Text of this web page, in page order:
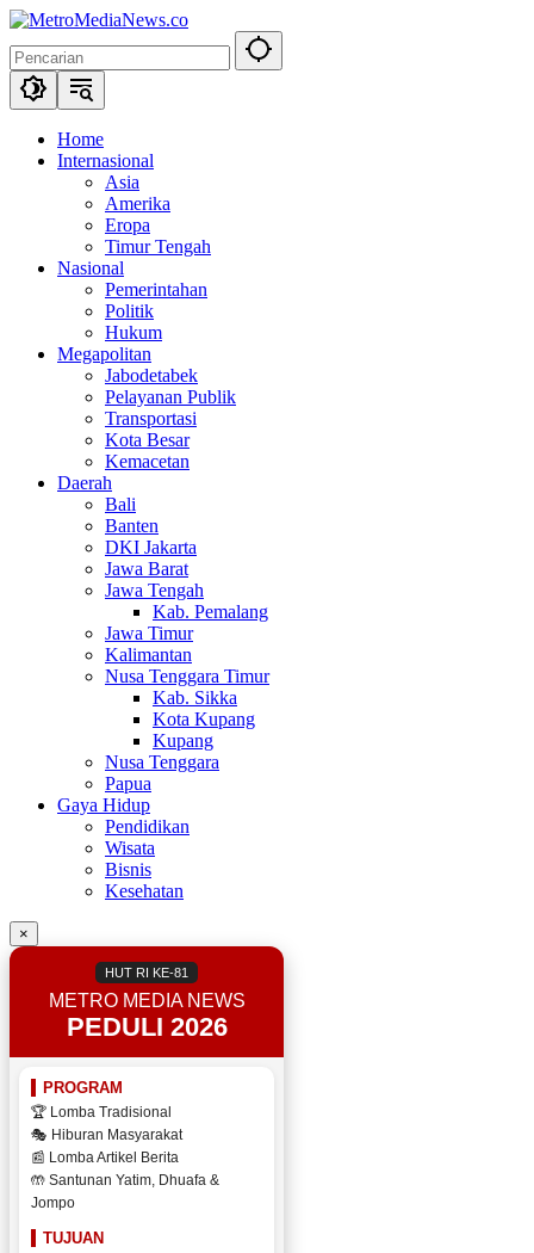
Langsung
konten
Home
Internasional
Asia
Amerika
Eropa
Timur Tengah
Nasional
Pemerintahan
Politik
Hukum
Megapolitan
Jabodetabek
Pelayanan Publik
Transportasi
Kota Besar
Kemacetan
Daerah
Bali
Banten
DKI Jakarta
Jawa Barat
Jawa Tengah
Kab. Pemalang
Jawa Timur
Kalimantan
Nusa Tenggara Timur
Kab. Sikka
Kota Kupang
Kupang
Nusa Tenggara
Papua
Gaya Hidup
Pendidikan
Wisata
Bisnis
Kesehatan
×
HUT RI KE-81
METRO MEDIA NEWS
PEDULI 2026
PROGRAM
🏆 Lomba Tradisional
🎭 Hiburan Masyarakat
📰 Lomba Artikel Berita
🤲 Santunan Yatim, Dhuafa &
Jompo
TUJUAN